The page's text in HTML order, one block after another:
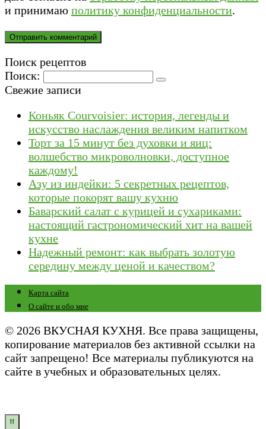
и принимаю политику конфиденциальности.
Поиск рецептов
Поиск:
Свежие записи
Коньяк Courvoisier: история, легенды и
искусство наслаждения великим напитком
Торт за 15 минут без духовки и яиц:
волшебство микроволновки, доступное
каждому!
Азу из индейки: 5 секретных рецептов,
которые покорят вашу кухню
Баварский салат с курицей и сухариками:
настоящий гастрономический хит на вашей
кухне
Надежный ремонт: как выбрать золотую
середину между ценой и качеством?
Карта сайта
О сайте и обо мне
© 2026 ВКУСНАЯ КУХНЯ. Все права защищены,
копирование материалов без активной ссылки на
сайт запрещено! Все материалы публикуются на
сайте в учебных и образовательных целях.